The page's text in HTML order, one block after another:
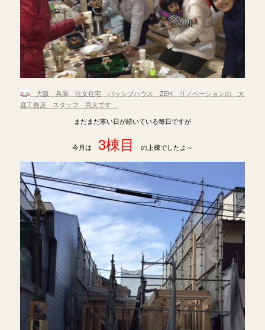
大阪 兵庫 注文住宅 パッシブハウス ZEH リノベーションの 大
庭工務店 スタッフ 亮太です
まだまだ寒い日が続いている毎日ですが
今月は 3棟目 の上棟でしたよ～